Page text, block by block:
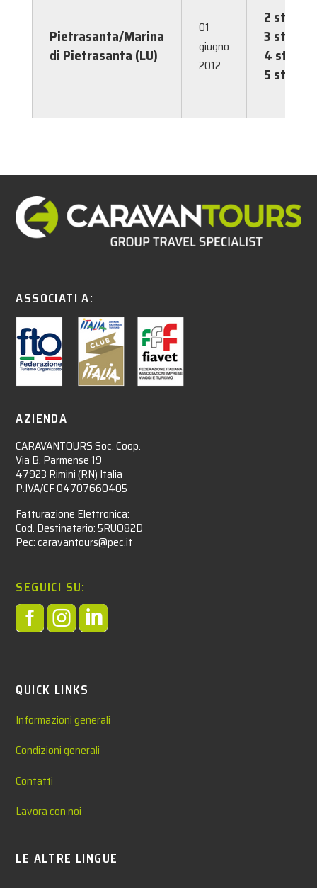
Pietrasanta/Marina
di Pietrasanta (LU)
01
giugno
2012
2 stelle
3 stelle
4 stelle
5 stelle
ASSOCIATI A:
AZIENDA
CARAVANTOURS Soc. Coop.
Via B. Parmense 19
47923 Rimini (RN) Italia
P.IVA/CF 04707660405
Fatturazione Elettronica:
Cod. Destinatario: 5RUO82D
Pec: caravantours@pec.it
SEGUICI SU:

QUICK LINKS
Informazioni generali
Condizioni generali
Contatti
Lavora con noi
LE ALTRE LINGUE